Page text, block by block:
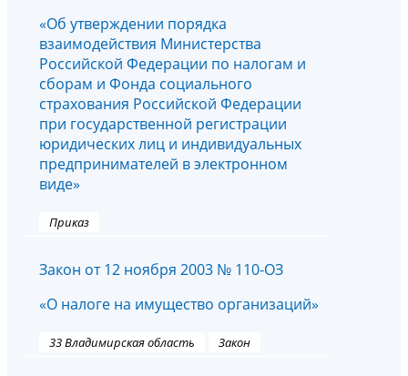
«Об утверждении порядка
взаимодействия Министерства
Российской Федерации по налогам и
сборам и Фонда социального
страхования Российской Федерации
при государственной регистрации
юридических лиц и индивидуальных
предпринимателей в электронном
виде»
Приказ
Закон от 12 ноября 2003 № 110-ОЗ
«О налоге на имущество организаций»
33 Владимирская область Закон